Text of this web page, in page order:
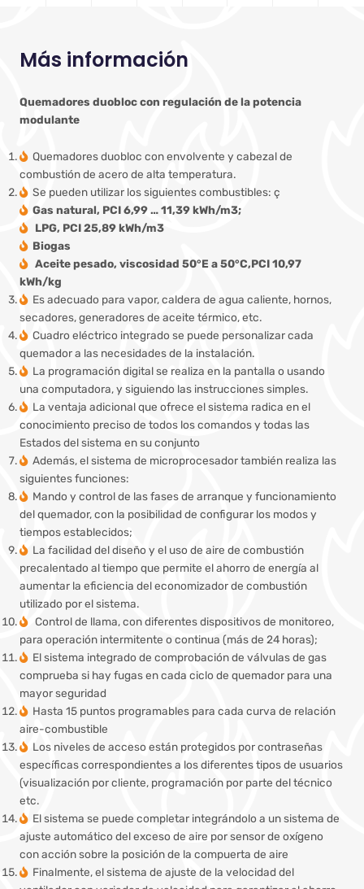
Más información
Quemadores duobloc con regulación de la potencia
modulante
Quemadores duobloc con envolvente y cabezal de
combustión de acero de alta temperatura.
Se pueden utilizar los siguientes combustibles: ç
Gas natural, PCI 6,99 … 11,39 kWh/m3;
LPG, PCI 25,89 kWh/m3
Biogas
Aceite pesado, viscosidad 50°E a 50°C,PCI 10,97
kWh/kg
Es adecuado para vapor, caldera de agua caliente, hornos,
secadores, generadores de aceite térmico, etc.
Cuadro eléctrico integrado se puede personalizar cada
quemador a las necesidades de la instalación.
La programación digital se realiza en la pantalla o usando
una computadora, y siguiendo las instrucciones simples.
La ventaja adicional que ofrece el sistema radica en el
conocimiento preciso de todos los comandos y todas las
Estados del sistema en su conjunto
Además, el sistema de microprocesador también realiza las
siguientes funciones:
Mando y control de las fases de arranque y funcionamiento
del quemador, con la posibilidad de configurar los modos y
tiempos establecidos;
La facilidad del diseño y el uso de aire de combustión
precalentado al tiempo que permite el ahorro de energía al
aumentar la eficiencia del economizador de combustión
utilizado por el sistema.
Control de llama, con diferentes dispositivos de monitoreo,
para operación intermitente o continua (más de 24 horas);
El sistema integrado de comprobación de válvulas de gas
comprueba si hay fugas en cada ciclo de quemador para una
mayor seguridad
Hasta 15 puntos programables para cada curva de relación
aire-combustible
Los niveles de acceso están protegidos por contraseñas
específicas correspondientes a los diferentes tipos de usuarios
(visualización por cliente, programación por parte del técnico
etc.
El sistema se puede completar integrándolo a un sistema de
ajuste automático del exceso de aire por sensor de oxígeno
con acción sobre la posición de la compuerta de aire
Finalmente, el sistema de ajuste de la velocidad del